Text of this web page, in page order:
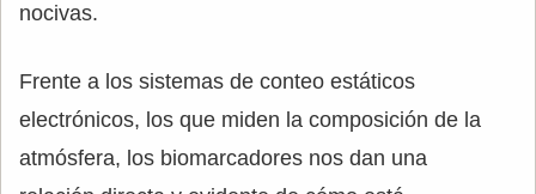
nocivas.
Frente a los sistemas de conteo estáticos
electrónicos, los que miden la composición de la
atmósfera, los biomarcadores nos dan una